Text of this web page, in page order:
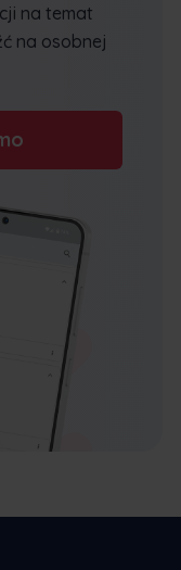
na temat
na osobnej